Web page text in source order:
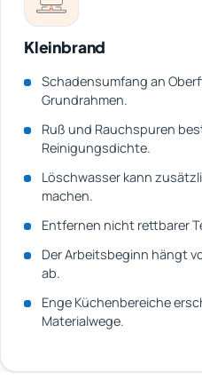
Kleinbrand
Schadensumfang an
Grundrahmen.
Ruß und Rauchspuren
Reinigungsdichte.
Löschwasser kann
machen.
Entfernen nicht rettbarer
Der Arbeitsbeginn hängt
ab.
Enge Küchenbereiche
Materialwege.